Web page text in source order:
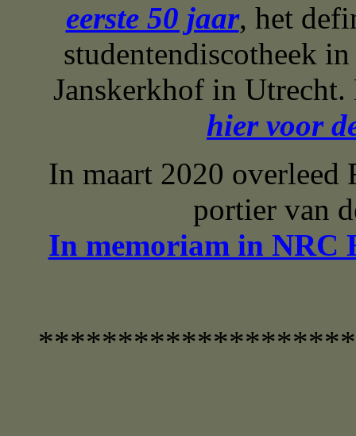
eerste 50 jaar, het
studentendiscotheek
Janskerkhof in
hier voor
In maart 2020 overleed
portier van
In memoriam in NRC